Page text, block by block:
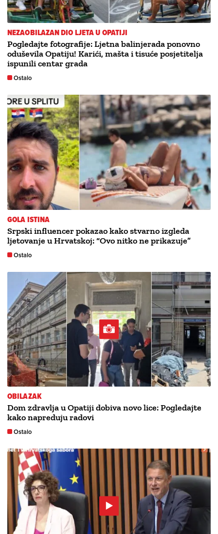
NEZAOBILAZAN DIO LJETA U OPATIJI
Pogledajte fotografije: Ljetna balinjerada ponovno
oduševila Opatiju! Karići, mašta i tisuće posjetitelja
ispunili centar grada
Ostalo
GOLA ISTINA
Srpski influencer pokazao kako stvarno izgleda
ljetovanje u Hrvatskoj: “Ovo nitko ne prikazuje”
Ostalo
OBILAZAK
Dom zdravlja u Opatiji dobiva novo lice: Pogledajte
kako napreduju radovi
Ostalo